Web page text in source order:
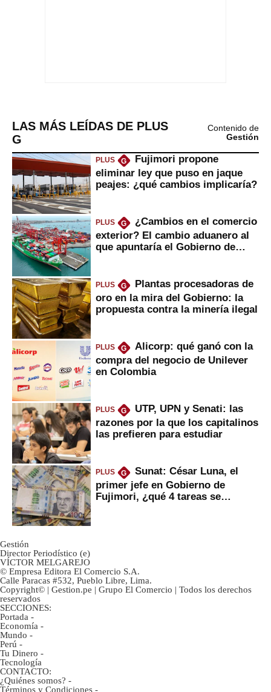
LAS MÁS LEÍDAS DE PLUS
G
Contenido de
Gestión
PLUS G
Fujimori propone
eliminar ley que puso en jaque
peajes: ¿qué cambios implicaría?
PLUS G
¿Cambios en el comercio
exterior? El cambio aduanero al
que apuntaría el Gobierno de
PLUS G
Plantas procesadoras de
oro en la mira del Gobierno: la
propuesta contra la minería ilegal
PLUS G
Alicorp: qué ganó con la
compra del negocio de Unilever
en Colombia
PLUS G
UTP, UPN y Senati: las
razones por la que los capitalinos
las prefieren para estudiar
PLUS G
Sunat: César Luna, el
primer jefe en Gobierno de
Fujimori, ¿qué 4 tareas se
Gestión
Director Periodístico (e)
VÍCTOR MELGAREJO
© Empresa Editora El Comercio S.A.
Calle Paracas #532, Pueblo Libre, Lima.
Copyright© | Gestion.pe | Grupo El Comercio | Todos los derechos
reservados
SECCIONES:
Portada -
Economía -
Mundo -
Perú -
Tu Dinero -
Tecnología
CONTACTO:
¿Quiénes somos? -
Términos y Condiciones -